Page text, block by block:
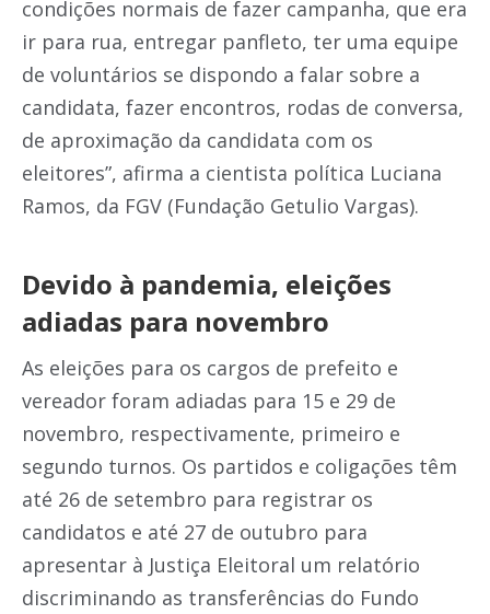
condições normais de fazer campanha, que era
ir para rua, entregar panfleto, ter uma equipe
de voluntários se dispondo a falar sobre a
candidata, fazer encontros, rodas de conversa,
de aproximação da candidata com os
eleitores”, afirma a cientista política Luciana
Ramos, da FGV (Fundação Getulio Vargas).
Devido à pandemia, eleições
adiadas para novembro
As eleições para os cargos de prefeito e
vereador foram adiadas para 15 e 29 de
novembro, respectivamente, primeiro e
segundo turnos. Os partidos e coligações têm
até 26 de setembro para registrar os
candidatos e até 27 de outubro para
apresentar à Justiça Eleitoral um relatório
discriminando as transferências do Fundo